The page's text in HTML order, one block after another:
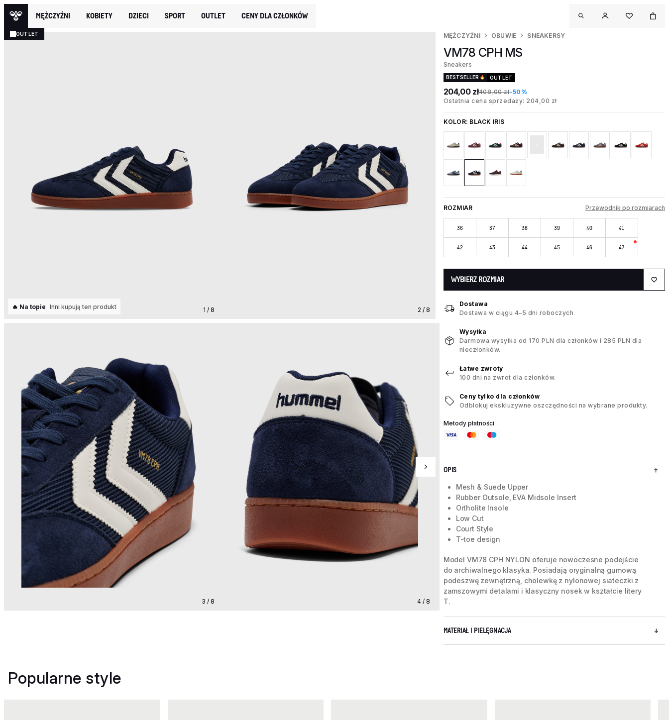
MĘŻCZYŹNI KOBIETY DZIECI SPORT OUTLET CENY DLA CZŁONKÓW
OUTLET
1 / 8
🔥 Na topie Inni kupują ten produkt 2 / 8
3 / 8 4 / 8
MĘŻCZYŹNI OBUWIE SNEAKERSY
VM78 CPH MS
Sneakers
BESTSELLER OUTLET
204,00 zł408,00 zł-50%
Ostatnia cena sprzedaży: 204,00 zł
KOLOR: BLACK IRIS
ROZMIAR Przewodnik po rozmiarach
36 37 38 39 40 41
42 43 44 45 46 47
WYBIERZ ROZMIAR
Dostawa
Dostawa w ciągu 4–5 dni roboczych.
Wysyłka
Darmowa wysyłka od 170 PLN dla członków i 285 PLN dla
nieczłonków.
Łatwe zwroty
100 dni na zwrot dla członków.
Ceny tylko dla członków
Odblokuj ekskluzywne oszczędności na wybrane produkty.
Metody płatności
OPIS
Mesh & Suede Upper
Rubber Outsole, EVA Midsole Insert
Ortholite Insole
Low Cut
Court Style
T-toe design
Model VM78 CPH NYLON oferuje nowoczesne podejście
do archiwalnego klasyka. Posiadają oryginalną gumową
podeszwę zewnętrzną, cholewkę z nylonowej siateczki z
zamszowymi detalami i klasyczny nosek w kształcie litery
T.
MATERIAŁ I PIELĘGNACJA
Popularne style